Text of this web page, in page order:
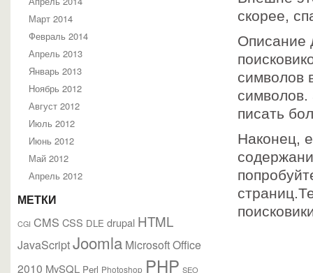
Март 2014
Февраль 2014
Апрель 2013
Январь 2013
Ноябрь 2012
Август 2012
Июль 2012
Июнь 2012
Май 2012
Апрель 2012
МЕТКИ
CGI CMS CSS DLE drupal HTML
JavaScriptJoomla Microsoft Office
2010 MySQL Perl Photoshop PHP SEO
скорее,
Описание
символов
писать
Наконец,